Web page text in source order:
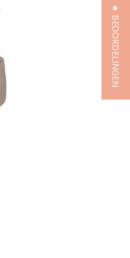
★ BEOORDELINGEN